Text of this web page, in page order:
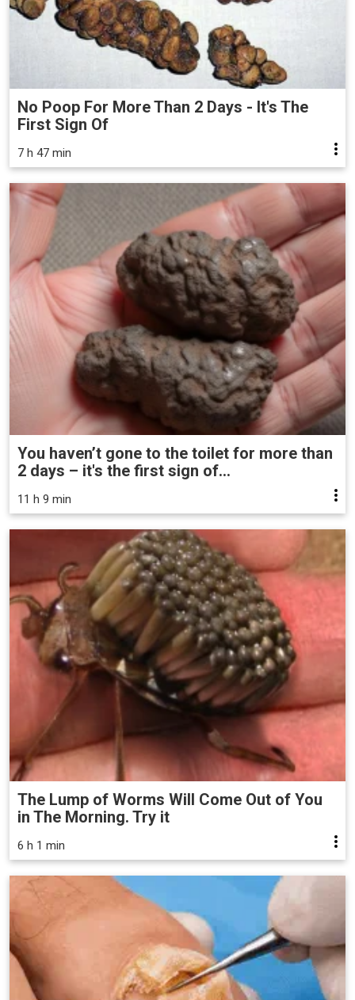
No Poop For More Than 2 Days - It's The
First Sign Of
7 h 47 min
You haven’t gone to the toilet for more than
2 days – it's the first sign of...
11 h 9 min
The Lump of Worms Will Come Out of You
in The Morning. Try it
6 h 1 min